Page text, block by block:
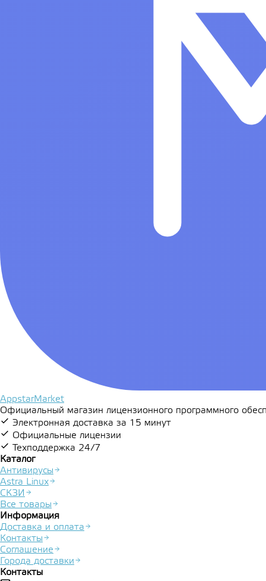
AppstarMarket
Официальный магазин лицензионного программного
Электронная доставка за 15 минут
Официальные лицензии
Техподдержка 24/7
Каталог
Антивирусы
Astra Linux
СКЗИ
Все товары
Информация
Доставка и оплата
Контакты
Соглашение
Города доставки
Контакты